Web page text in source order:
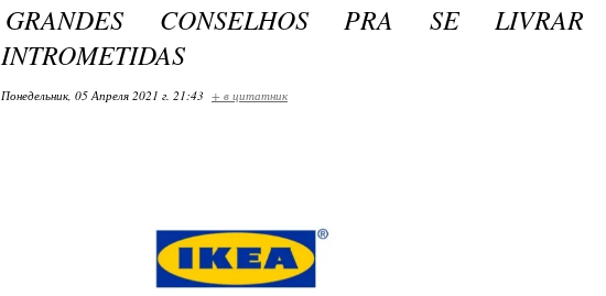
GRANDES CONSELHOS PRA SE
INTROMETIDAS
Понедельник, 05 Апреля 2021 г. 21:43 + в цитатник